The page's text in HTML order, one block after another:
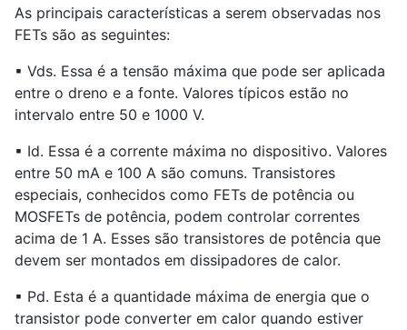
As principais características a serem observadas nos
FETs são as seguintes:
▪ Vds. Essa é a tensão máxima que pode ser aplicada
entre o dreno e a fonte. Valores típicos estão no
intervalo entre 50 e 1000 V.
▪ Id. Essa é a corrente máxima no dispositivo. Valores
entre 50 mA e 100 A são comuns. Transistores
especiais, conhecidos como FETs de potência ou
MOSFETs de potência, podem controlar correntes
acima de 1 A. Esses são transistores de potência que
devem ser montados em dissipadores de calor.
▪ Pd. Esta é a quantidade máxima de energia que o
transistor pode converter em calor quando estiver